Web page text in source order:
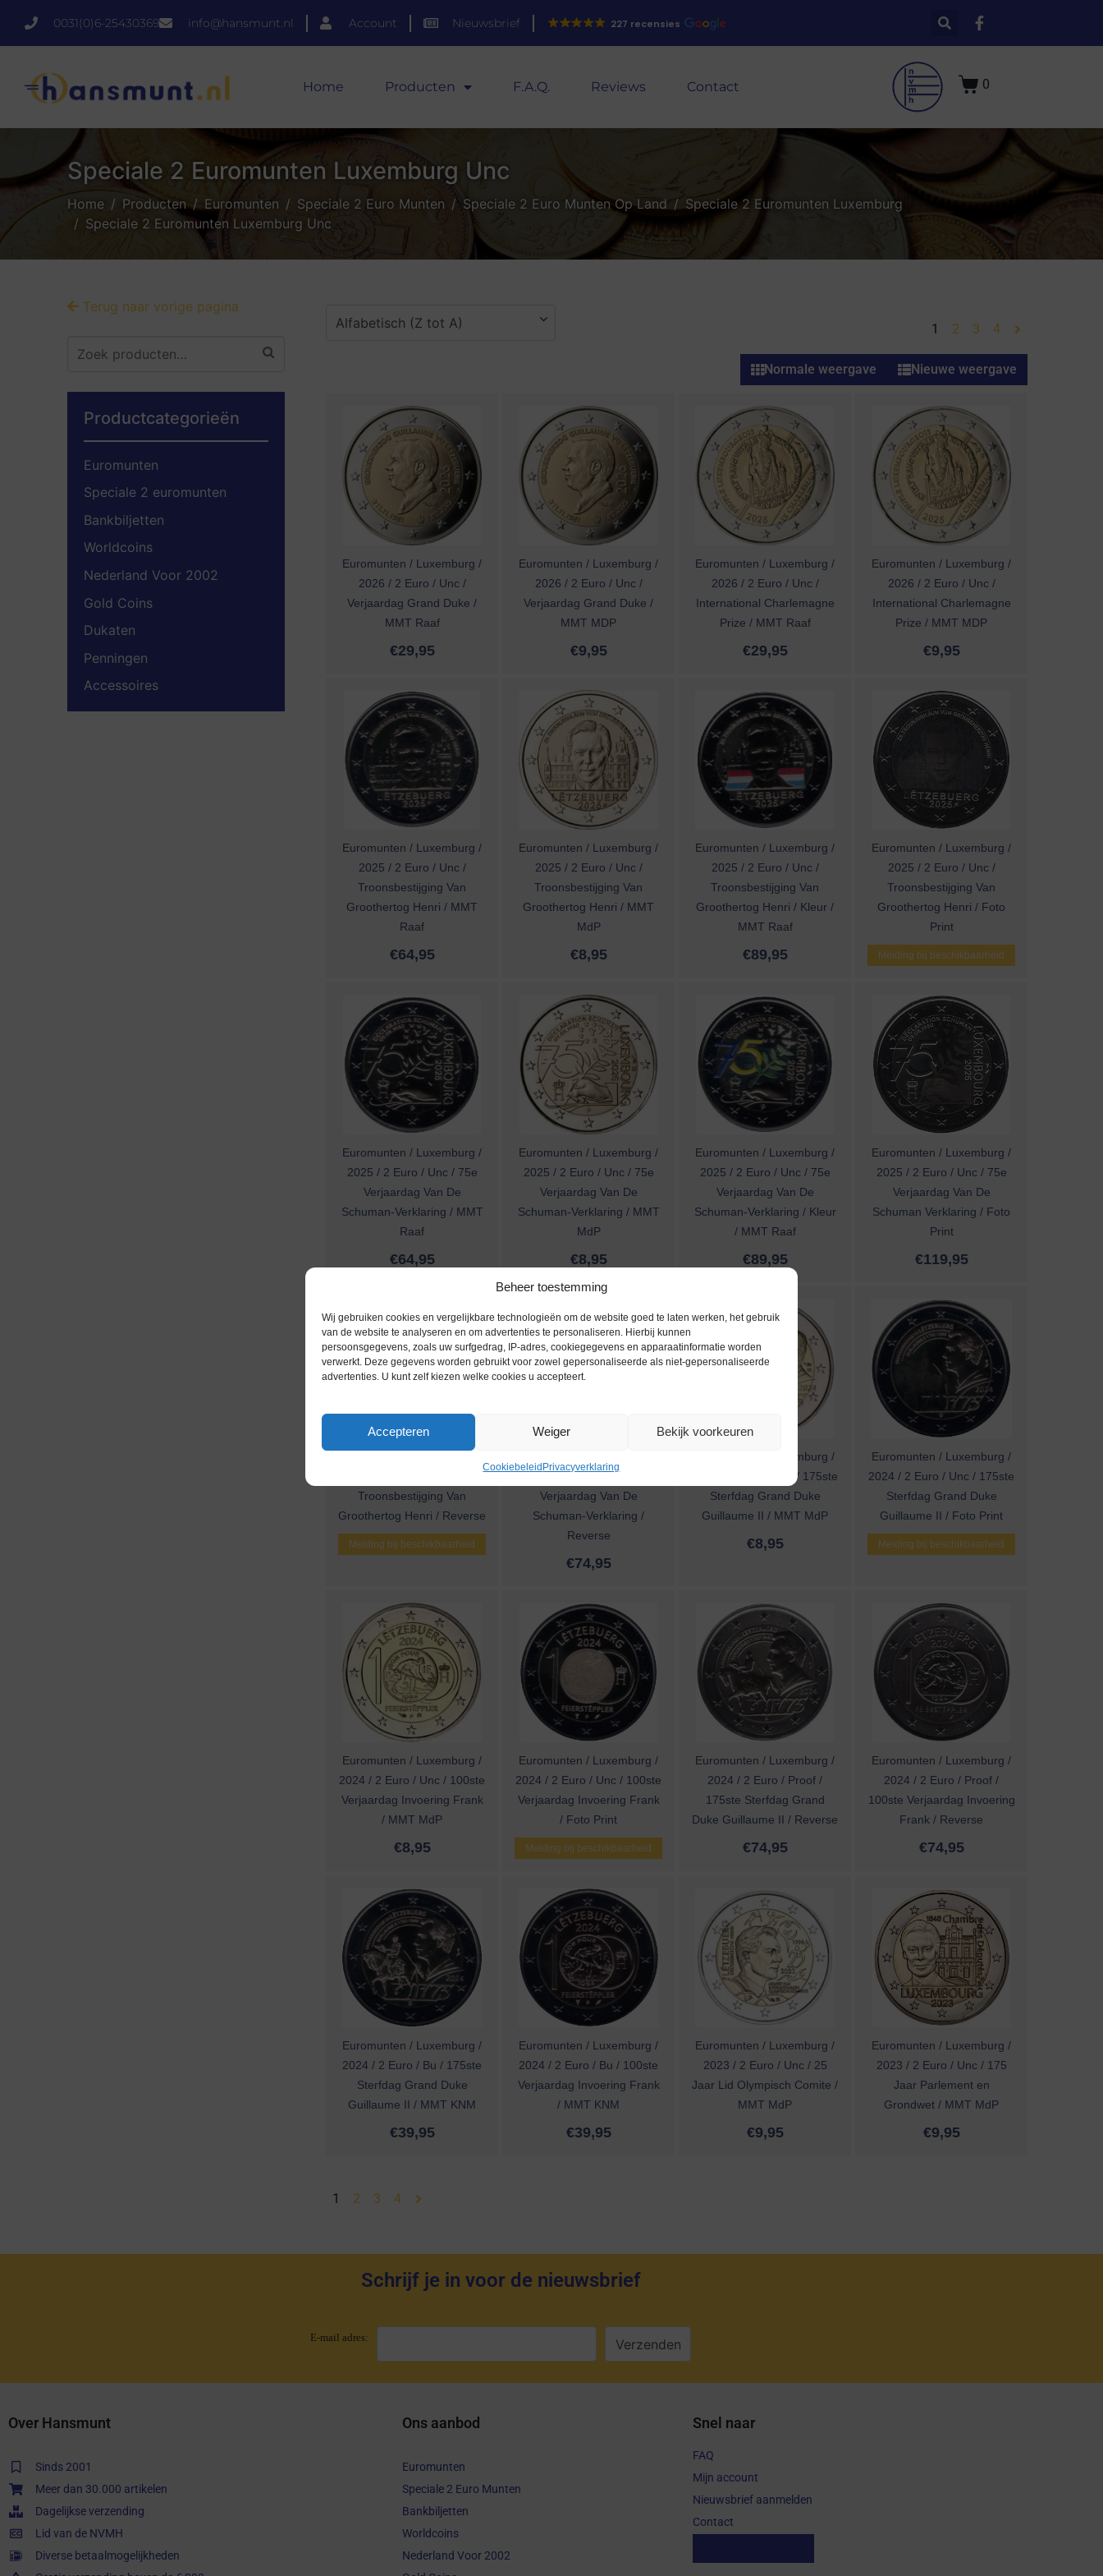
Beheer toestemming
Wij gebruiken cookies en vergelijkbare technologieën om de website goed te laten werken, het gebruik
van de website te analyseren en om advertenties te personaliseren. Hierbij kunnen
persoonsgegevens, zoals uw surfgedrag, IP-adres, cookiegegevens en apparaatinformatie worden
verwerkt. Deze gegevens worden gebruikt voor zowel gepersonaliseerde als niet-gepersonaliseerde
advertenties. U kunt zelf kiezen welke cookies u accepteert.
Accepteren Weiger Bekijk voorkeuren
CookiebeleidPrivacyverklaring
0031(0)6-25430369 info@hansmunt.nl Account Nieuwsbrief 227 recensies
Home Producten F.A.Q. Reviews Contact 0
Speciale 2 Euromunten Luxemburg Unc
Home Producten Euromunten Speciale 2 Euro Munten Speciale 2 Euro Munten Op Land
Speciale 2 Euromunten Luxemburg
Speciale 2 Euromunten Luxemburg Unc
1 2 3 4
Normale weergave Nieuwe weergave
Euromunten / Luxemburg /
2026 / 2 Euro / Unc /
Verjaardag Grand Duke /
MMT Raaf
€29,95
Euromunten / Luxemburg /
2026 / 2 Euro / Unc /
Verjaardag Grand Duke /
MMT MDP
€9,95
Euromunten / Luxemburg /
2026 / 2 Euro / Unc /
International Charlemagne
Prize / MMT Raaf
€29,95
Euromunten / Luxemburg /
2026 / 2 Euro / Unc /
International Charlemagne
Prize / MMT MDP
€9,95
Euromunten / Luxemburg /
2025 / 2 Euro / Unc /
Troonsbestijging Van
Groothertog Henri / MMT
Raaf
€64,95
Euromunten / Luxemburg /
2025 / 2 Euro / Unc /
Troonsbestijging Van
Groothertog Henri / MMT
MdP
€8,95
Euromunten / Luxemburg /
2025 / 2 Euro / Unc /
Troonsbestijging Van
Groothertog Henri / Kleur /
MMT Raaf
€89,95
Euromunten / Luxemburg /
2025 / 2 Euro / Unc /
Troonsbestijging Van
Groothertog Henri / Foto
Print
Melding bij beschikbaarheid
Euromunten / Luxemburg /
2025 / 2 Euro / Unc / 75e
Verjaardag Van De
Schuman-Verklaring / MMT
Raaf
€64,95
Euromunten / Luxemburg /
2025 / 2 Euro / Unc / 75e
Verjaardag Van De
Schuman-Verklaring / MMT
MdP
€8,95
Euromunten / Luxemburg /
2025 / 2 Euro / Unc / 75e
Verjaardag Van De
Schuman-Verklaring / Kleur
/ MMT Raaf
€89,95
Euromunten / Luxemburg /
2025 / 2 Euro / Unc / 75e
Verjaardag Van De
Schuman Verklaring / Foto
Print
€119,95
Troonsbestijging Van
Groothertog Henri / Reverse
Melding bij beschikbaarheid
2025 / 2 Euro / Proof / 75e
Verjaardag Van De
Schuman-Verklaring /
Reverse
€74,95
Euromunten / Luxemburg /
2024 / 2 Euro / Unc / 175ste
Sterfdag Grand Duke
Guillaume II / MMT MdP
€8,95
Euromunten / Luxemburg /
2024 / 2 Euro / Unc / 175ste
Sterfdag Grand Duke
Guillaume II / Foto Print
Melding bij beschikbaarheid
Euromunten / Luxemburg /
2024 / 2 Euro / Unc / 100ste
Verjaardag Invoering Frank
/ MMT MdP
€8,95
Euromunten / Luxemburg /
2024 / 2 Euro / Unc / 100ste
Verjaardag Invoering Frank
/ Foto Print
Melding bij beschikbaarheid
Euromunten / Luxemburg /
2024 / 2 Euro / Proof /
175ste Sterfdag Grand
Duke Guillaume II / Reverse
€74,95
Euromunten / Luxemburg /
2024 / 2 Euro / Proof /
100ste Verjaardag Invoering
Frank / Reverse
€74,95
Euromunten / Luxemburg /
2024 / 2 Euro / Bu / 175ste
Sterfdag Grand Duke
Guillaume II / MMT KNM
€39,95
Euromunten / Luxemburg /
2024 / 2 Euro / Bu / 100ste
Verjaardag Invoering Frank
/ MMT KNM
€39,95
Euromunten / Luxemburg /
2023 / 2 Euro / Unc / 25
Jaar Lid Olympisch Comite /
MMT MdP
€9,95
Euromunten / Luxemburg /
2023 / 2 Euro / Unc / 175
Jaar Parlement en
Grondwet / MMT MdP
€9,95
1 2 3 4
Terug naar vorige pagina
Productcategorieën
Euromunten
Speciale 2 euromunten
Bankbiljetten
Worldcoins
Nederland Voor 2002
Gold Coins
Dukaten
Penningen
Accessoires
Schrijf je in voor de nieuwsbrief
E-mail adres:
Over Hansmunt
Sinds 2001
Meer dan 30.000 artikelen
Dagelijkse verzending
Lid van de NVMH
Diverse betaalmogelijkheden
Ons aanbod
Euromunten
Speciale 2 Euro Munten
Bankbiljetten
Worldcoins
Nederland Voor 2002
Snel naar
FAQ
Mijn account
Nieuwsbrief aanmelden
Contact